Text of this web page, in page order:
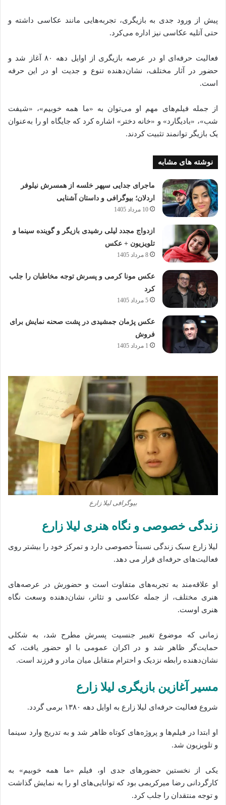
پیش از ورود جدی به بازیگری، تجربه‌هایی مانند عکاسی داشته و
حتی آتلیه عکاسی نیز اداره می‌کرد.
فعالیت حرفه‌ای او در عرصه بازیگری از اوایل دهه ۸۰ آغاز شد و
حضور در آثار مختلف، نشان‌دهنده تنوع و جدیت او در این حرفه
است.
از جمله فیلم‌های مهم او می‌توان به «ما همه خوبیم»، «شیفت
شب»، «بادیگارد» و «خانه دختر» اشاره کرد که جایگاه او را به‌عنوان
یک بازیگر توانمند تثبیت کردند.
نوشته های مشابه
ماجرای جدایی سپهر خلسه از همسرش نیلوفر
اردلان؛ بیوگرافی و داستان آشنایی
10 مرداد 1405
ازدواج مجدد لیلی رشیدی بازیگر و گوینده سینما و
تلویزیون + عکس
8 مرداد 1405
عکس مونا کرمی و پسرش توجه مخاطبان را جلب
کرد
5 مرداد 1405
عکس پژمان جمشیدی در پشت صحنه نمایش برای
فروش
1 مرداد 1405
بیوگرافی لیلا زارع
زندگی خصوصی و نگاه هنری لیلا زارع
لیلا زارع سبک زندگی نسبتاً خصوصی دارد و تمرکز خود را بیشتر روی
فعالیت‌های حرفه‌ای قرار می‌ دهد.
او علاقه‌مند به تجربه‌های متفاوت است و حضورش در عرصه‌های
هنری مختلف، از جمله عکاسی و تئاتر، نشان‌دهنده وسعت نگاه
هنری اوست.
زمانی که موضوع تغییر جنسیت پسرش مطرح شد، به شکلی
حمایت‌گر ظاهر شد و در اکران عمومی با او حضور یافت، که
نشان‌دهنده رابطه نزدیک و احترام متقابل میان مادر و فرزند است.
مسیر آغازین بازیگری لیلا زارع
شروع فعالیت حرفه‌ای لیلا زارع به اوایل دهه ۱۳۸۰ برمی‌ گردد.
او ابتدا در فیلم‌ها و پروژه‌های کوتاه ظاهر شد و به تدریج وارد سینما
و تلویزیون شد.
یکی از نخستین حضورهای جدی او، فیلم «ما همه خوبیم» به
کارگردانی رضا میرکریمی بود که توانایی‌های او را به نمایش گذاشت
و توجه منتقدان را جلب کرد.